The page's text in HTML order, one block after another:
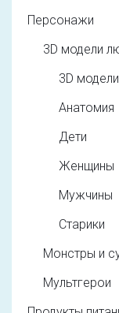
Персонажи
3D модели
3D
Анатомия
Дети
Женщины
Мужчины
Старики
Монстры и
Мультгерои